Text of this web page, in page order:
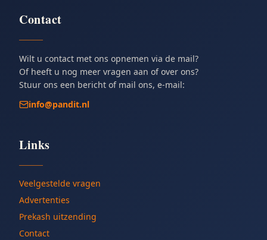
Contact
Wilt u contact met ons opnemen via de mail?
Of heeft u nog meer vragen aan of over ons?
Stuur ons een bericht of mail ons, e-mail:
info@pandit.nl
Links
Veelgestelde vragen
Advertenties
Prekash uitzending
Contact